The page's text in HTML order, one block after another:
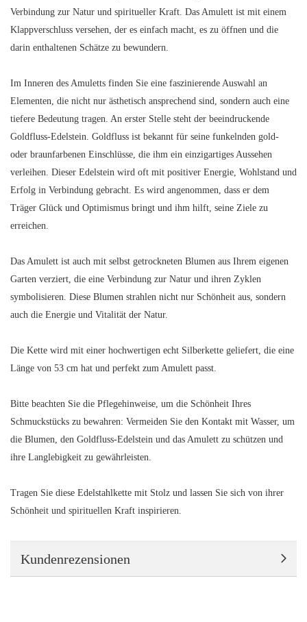
Verbindung zur Natur und spiritueller Kraft. Das Amulett ist mit einem
Klappverschluss versehen, der es einfach macht, es zu öffnen und die
darin enthaltenen Schätze zu bewundern.
Im Inneren des Amuletts finden Sie eine faszinierende Auswahl an
Elementen, die nicht nur ästhetisch ansprechend sind, sondern auch eine
tiefere Bedeutung tragen. An erster Stelle steht der beeindruckende
Goldfluss-Edelstein. Goldfluss ist bekannt für seine funkelnden gold-
oder braunfarbenen Einschlüsse, die ihm ein einzigartiges Aussehen
verleihen. Dieser Edelstein wird oft mit positiver Energie, Wohlstand und
Erfolg in Verbindung gebracht. Es wird angenommen, dass er dem
Träger Glück und Optimismus bringt und ihm hilft, seine Ziele zu
erreichen.
Das Amulett ist auch mit selbst getrockneten Blumen aus Ihrem eigenen
Garten verziert, die eine Verbindung zur Natur und ihren Zyklen
symbolisieren. Diese Blumen strahlen nicht nur Schönheit aus, sondern
auch die Energie und Vitalität der Natur.
Die Kette wird mit einer hochwertigen echt Silberkette geliefert, die eine
Länge von 53 cm hat und perfekt zum Amulett passt.
Bitte beachten Sie die Pflegehinweise, um die Schönheit Ihres
Schmuckstücks zu bewahren: Vermeiden Sie den Kontakt mit Wasser, um
die Blumen, den Goldfluss-Edelstein und das Amulett zu schützen und
ihre Langlebigkeit zu gewährleisten.
Tragen Sie diese Edelstahlkette mit Stolz und lassen Sie sich von ihrer
Schönheit und spirituellen Kraft inspirieren.
Kundenrezensionen